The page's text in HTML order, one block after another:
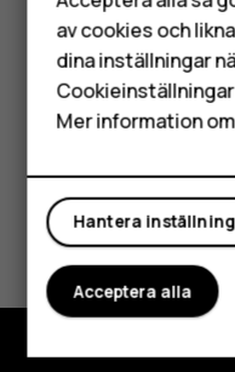
HMD
Tryck på
Tryck påmore_vert>
Var detta till hjälp?
Ja Nej
av cookies och
dina inställningar
Mer information
Hantera
Acceptera alla